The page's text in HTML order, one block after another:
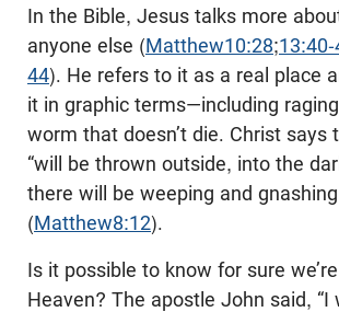
In the Bible, Jesus talks more
anyone else (Matthew10:28;13:40-
44). He refers to it as a real place
it in graphic terms—including
worm that doesn’t die. Christ says
“will be thrown outside, into the
there will be weeping and
(Matthew8:12).
Is it possible to know for sure
Heaven? The apostle John said, “I